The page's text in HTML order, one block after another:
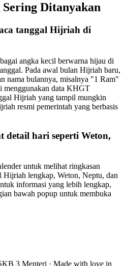
Ditanyakan
tanggal Hijriah di
angka kecil berwarna hijau di
Pada awal bulan Hijriah baru,
nama bulannya, misalnya "1 Ram"
menggunakan data KHGT
Hijriah yang tampil mungkin
resmi pemerintah yang berbasis
detail hari seperti Weton,
untuk melihat ringkasan
Hijriah lengkap, Weton, Neptu, dan
informasi yang lebih lengkap,
bawah popup untuk membuka
3 Menteri · Made with love in